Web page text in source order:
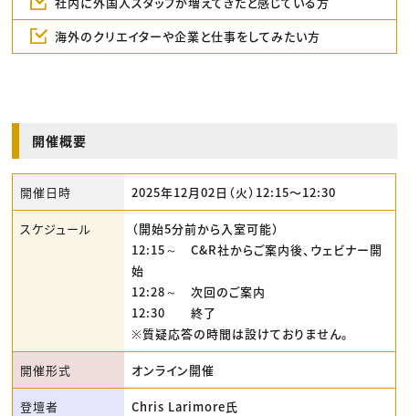
海外のクリエイターや企業と仕事をしてみたい方
開催概要
開催日時 2025年12月02日（火）12:15〜12:30
スケジュール
（開始5分前から入室可能）
12:15～ C&R社からご案内後、ウェビナー開
始
12:28～ 次回のご案内
12:30 終了
※質疑応答の時間は設けておりません。
開催形式 オンライン開催
登壇者
Chris Larimore氏